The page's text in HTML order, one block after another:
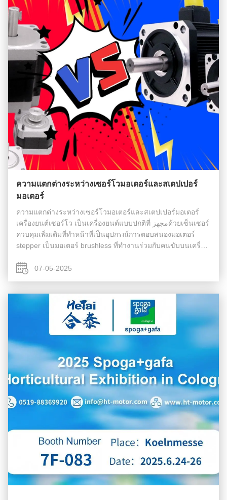
ความแตกต่างระหว่างเซอร์โวมอเตอร์และสเตปเปอร์
มอเตอร์
ความแตกต่างระหว่างเซอร์โวมอเตอร์และสเตปเปอร์มอเตอร์
เครื่องยนต์เซอร์โว เป็นเครื่องยนต์แบบปกติที่ مجهزด้วยเซ็นเซอร์
ควบคุมเพิ่มเติมที่ทําหน้าที่เป็นอุปกรณ์การตอบสนองมอเตอร์
stepper เป็นมอเตอร์ brushless ที่ทํางานร่วมกับคนขับบนเครื่อง.
มาตรฐานที่...
07-05-2025